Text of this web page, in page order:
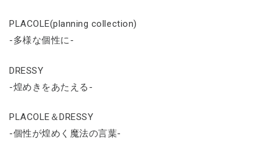
PLACOLE(planning collection)
-多様な個性に-
DRESSY
-煌めきをあたえる-
PLACOLE＆DRESSY
-個性が煌めく魔法の言葉-